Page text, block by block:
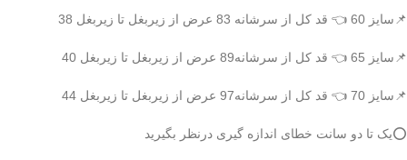
📌سایز 60 👈 قد کل از سرشانه 83 عرض از زیربغل تا زیربغل 38
📌سایز 65 👈 قد کل از سرشانه89 عرض از زیربغل تا زیربغل 40
📌سایز 70 👈 قد کل از سرشانه97 عرض از زیربغل تا زیربغل 44
⭕️یک تا دو سانت خطای اندازه گیری درنظر بگیرید